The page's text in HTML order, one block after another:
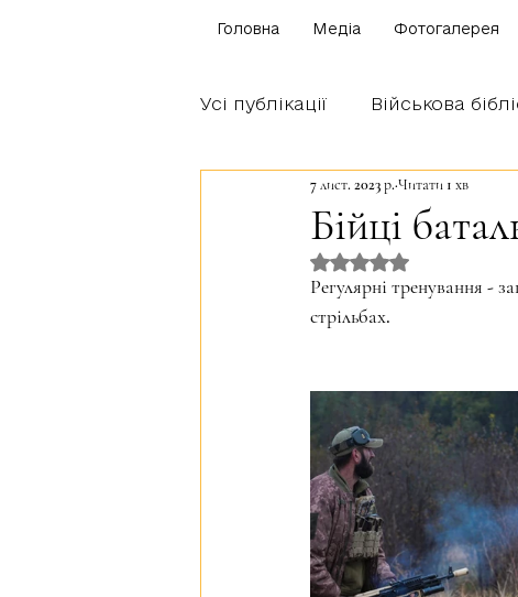
Головна Медіа Фотогалерея
Усі публікації Військова
Щоденник бійця Блог
Братство Богуна
Бійці
7 лист. 2023 р. Читати 1 хв
Оцінка: NaN з 5
Регулярні тренування -
стрільбах.